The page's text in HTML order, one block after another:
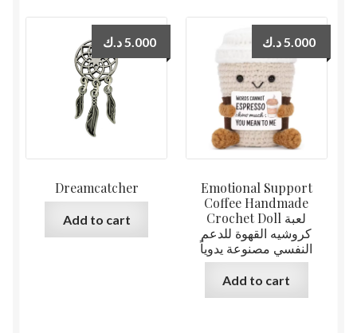
Dreamcatcher
5.000 د.ك
Add to cart
Emotional Support
Coffee Handmade
Crochet Doll لعبة
كروشيه القهوة للدعم
النفسي مصنوعة يدوياً
5.000 د.ك
Add to cart